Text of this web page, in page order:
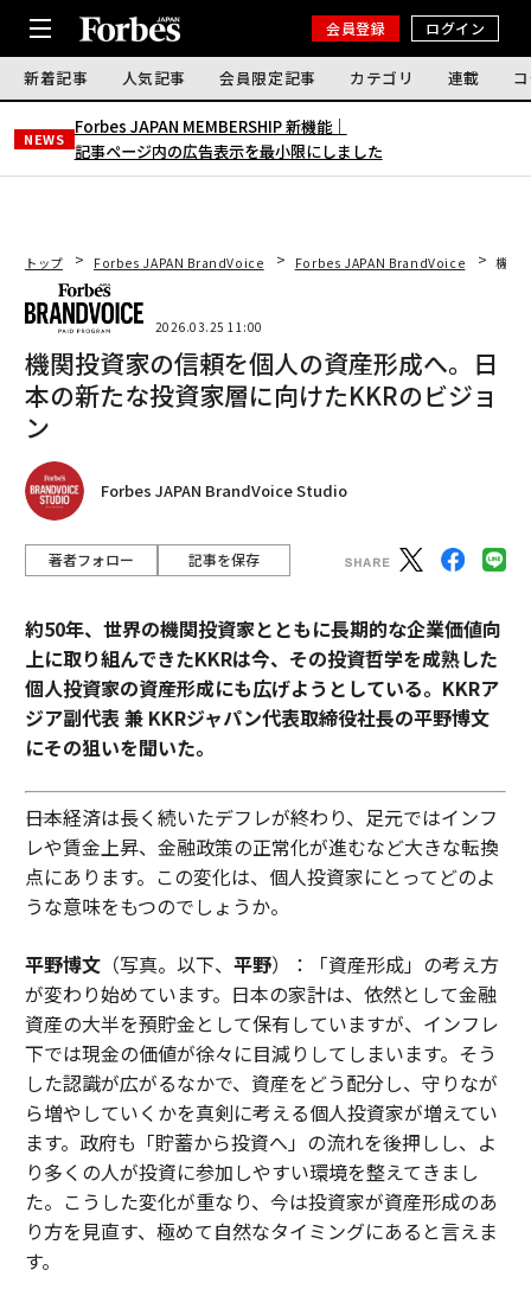
会員登録 ログイン
新着記事 人気記事 会員限定記事 カテゴリ 連載
NEWS
Forbes JAPAN MEMBERSHIP 新機能｜
記事ページ内の広告表示を最小限にしました
トップ Forbes JAPAN BrandVoice Forbes JAPAN BrandVoice 機関
2026.03.25 11:00
機関投資家の信頼を個人の資産形成へ。日
本の新たな投資家層に向けたKKRのビジョ
ン
Forbes JAPAN BrandVoice Studio
著者フォロー 記事を保存
約50年、世界の機関投資家とともに長期的な企業価値向
上に取り組んできたKKRは今、その投資哲学を成熟した
個人投資家の資産形成にも広げようとしている。KKRア
ジア副代表 兼 KKRジャパン代表取締役社長の平野博文
にその狙いを聞いた。
――日本経済は長く続いたデフレが終わり、足元ではインフ
レや賃金上昇、金融政策の正常化が進むなど大きな転換
点にあります。この変化は、個人投資家にとってどのよ
うな意味をもつのでしょうか。
平野博文（写真。以下、 平野）：「資産形成」の考え方
が変わり始めています。日本の家計は、依然として金融
資産の大半を預貯金として保有していますが、インフレ
下では現金の価値が徐々に目減りしてしまいます。そう
した認識が広がるなかで、資産をどう配分し、守りなが
ら増やしていくかを真剣に考える個人投資家が増えてい
ます。政府も「貯蓄から投資へ」の流れを後押しし、よ
り多くの人が投資に参加しやすい環境を整えてきまし
た。こうした変化が重なり、今は投資家が資産形成のあ
り方を見直す、極めて自然なタイミングにあると言えま
す。